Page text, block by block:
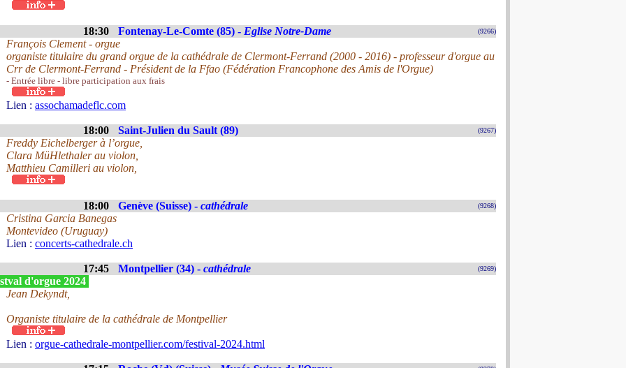
18:30 Fontenay-Le-Comte (85) - Eglise Notre-Dame (9266)
François Clement - orgue
organiste titulaire du grand orgue de la cathédrale de Clermont-Ferrand (2000 - 2016) - professeur d'orgue au
Crr de Clermont-Ferrand - Président de la Ffao (Fédération Francophone des Amis de l'Orgue)
- Entrée libre - libre participation aux frais
Lien : assochamadeflc.com
18:00 Saint-Julien du Sault (89) (9267)
Freddy Eichelberger à l’orgue,
Clara MüHlethaler au violon,
Matthieu Camilleri au violon,
18:00 Genève (Suisse) - cathédrale (9268)
Cristina Garcia Banegas
Montevideo (Uruguay)
Lien : concerts-cathedrale.ch
17:45 Montpellier (34) - cathédrale (9269)
d'orgue 2024
Jean Dekyndt,
Organiste titulaire de la cathédrale de Montpellier
Lien : orgue-cathedrale-montpellier.com/festival-2024.html